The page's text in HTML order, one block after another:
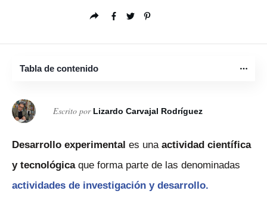
Escrito por Lizardo Carvajal Rodríguez
Desarrollo experimental es una actividad científica
y tecnológicaque forma parte de las denominadas
actividades de investigación y desarrollo.
Tabla de contenido